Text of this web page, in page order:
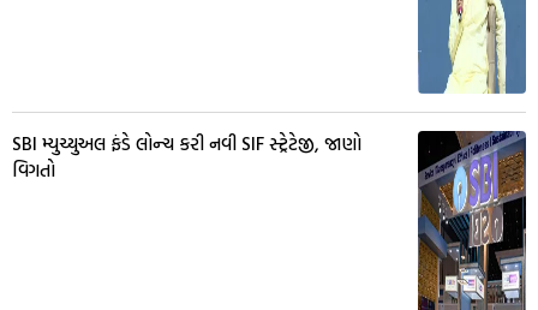
SBI મ્યુચ્યુઅલ ફંડે લોન્ચ કરી નવી SIF સ્ટ્રેટેજી, જાણો
વિગતો